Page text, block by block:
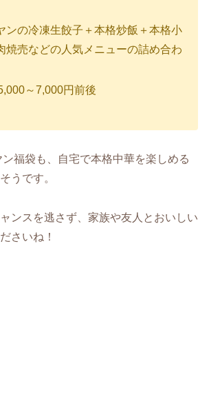
ンの冷凍生餃子＋本格炒飯＋本格小
焼売などの人気メニューの詰め合わ
～7,000円前後
福袋も、自宅で本格中華を楽しめる
うです。
ンスを逃さず、家族や友人とおいしい
さいね！